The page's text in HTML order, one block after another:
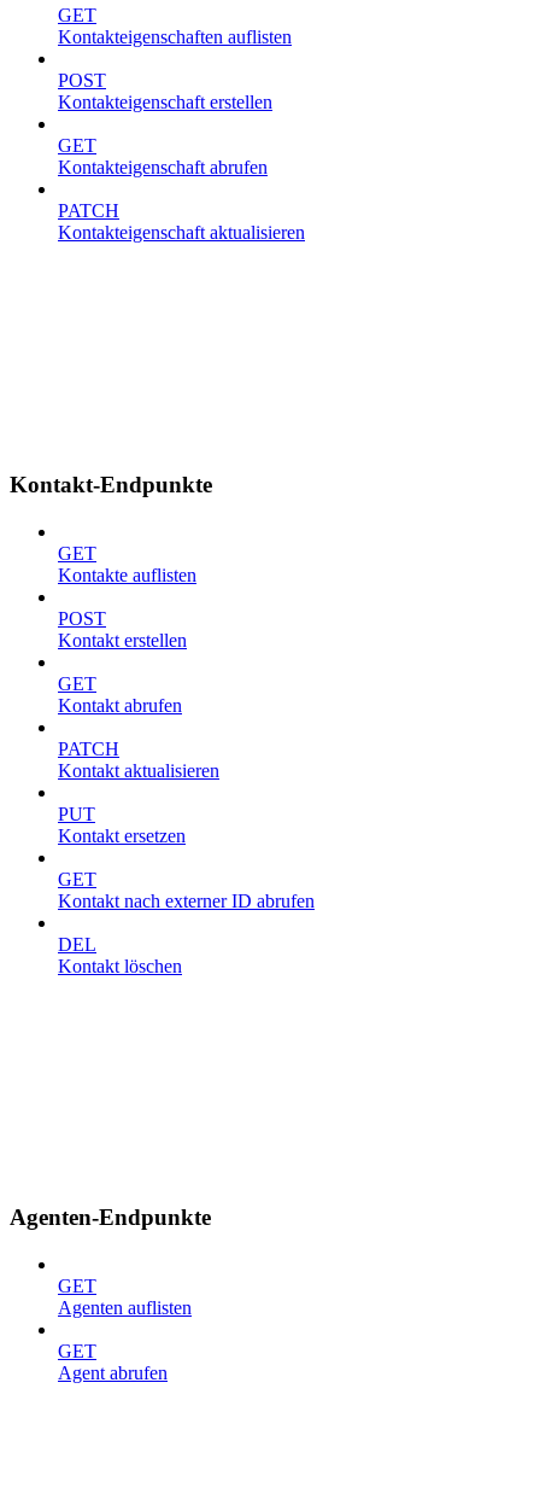
GET
Kontakteigenschaften auflisten
POST
Kontakteigenschaft erstellen
GET
Kontakteigenschaft abrufen
PATCH
Kontakteigenschaft aktualisieren
Kontakt-Endpunkte
GET
Kontakte auflisten
POST
Kontakt erstellen
GET
Kontakt abrufen
PATCH
Kontakt aktualisieren
PUT
Kontakt ersetzen
GET
Kontakt nach externer ID abrufen
DEL
Kontakt löschen
Agenten-Endpunkte
GET
Agenten auflisten
GET
Agent abrufen